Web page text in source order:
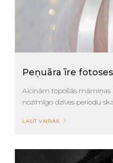
Peņuāra īre
Aicinām topošās māmiņas
nozīmīgo dzīves periodu
LASĪT VAIRĀK